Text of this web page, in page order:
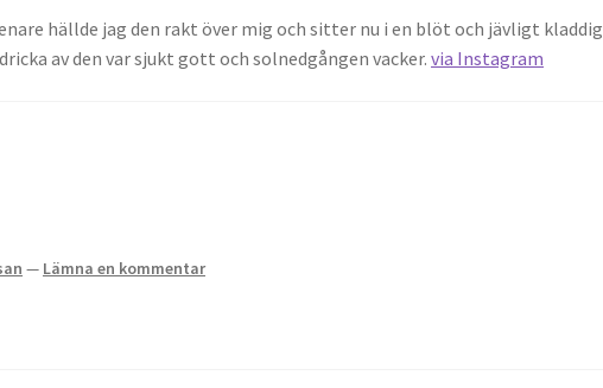
hällde jag den rakt över mig och sitter nu i en blöt och jävligt kladdig
av den var sjukt gott och solnedgången vacker.via Instagram
— Lämna en kommentar